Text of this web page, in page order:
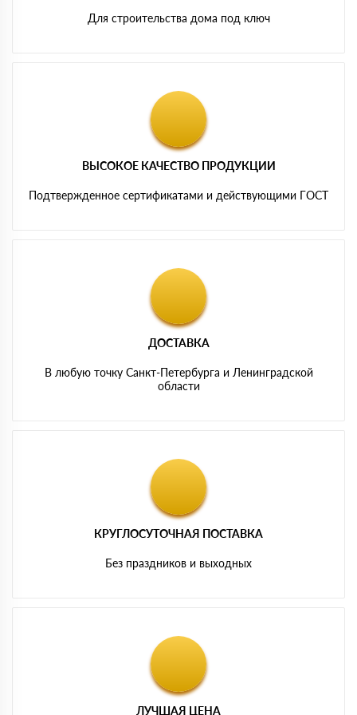
Для строительства дома под ключ
ВЫСОКОЕ КАЧЕСТВО ПРОДУКЦИИ
Подтвержденное сертификатами и действующими ГОСТ
ДОСТАВКА
В любую точку Санкт-Петербурга и Ленинградской
области
КРУГЛОСУТОЧНАЯ ПОСТАВКА
Без праздников и выходных
ЛУЧШАЯ ЦЕНА